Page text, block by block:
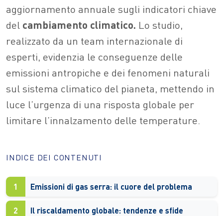
aggiornamento annuale sugli indicatori chiave
del cambiamento climatico. Lo studio,
realizzato da un team internazionale di
esperti, evidenzia le conseguenze delle
emissioni antropiche e dei fenomeni naturali
sul sistema climatico del pianeta, mettendo in
luce l’urgenza di una risposta globale per
limitare l’innalzamento delle temperature.
INDICE DEI CONTENUTI
1 Emissioni di gas serra: il cuore del problema
2 Il riscaldamento globale: tendenze e sfide